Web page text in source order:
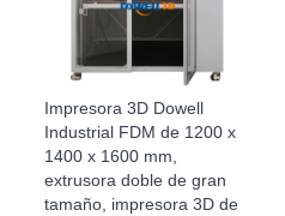
Impresora 3D Dowell
Industrial FDM de 1200 x
1400 x 1600 mm,
extrusora doble de gran
tamaño, impresora 3D de